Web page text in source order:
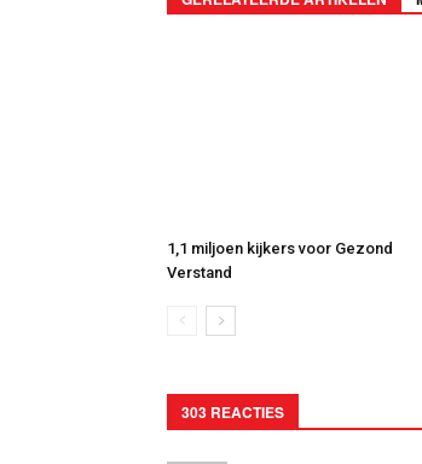
1,1 miljoen kijkers voor Gezond
Verstand
303 REACTIES